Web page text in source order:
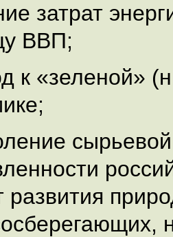
затрат
ВВП;
к «зеленой»
сырьевой
развития